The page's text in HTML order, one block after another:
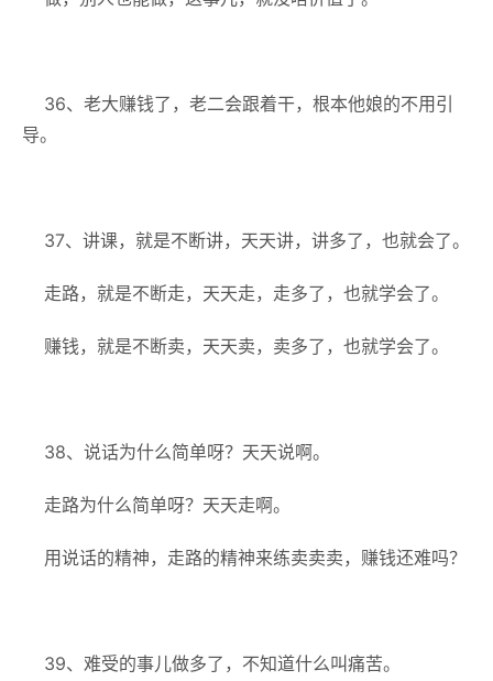
36、老大赚钱了，老二会跟着干，根本他娘的不用引
导。
37、讲课，就是不断讲，天天讲，讲多了，也就会了。
走路，就是不断走，天天走，走多了，也就学会了。
赚钱，就是不断卖，天天卖，卖多了，也就学会了。
38、说话为什么简单呀？天天说啊。
走路为什么简单呀？天天走啊。
用说话的精神，走路的精神来练卖卖卖，赚钱还难吗？
39、难受的事儿做多了，不知道什么叫痛苦。